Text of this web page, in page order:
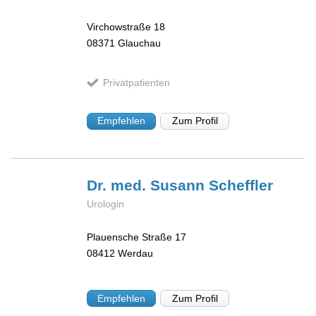
Virchowstraße 18
08371 Glauchau
Privatpatienten
Empfehlen Zum Profil
Dr. med. SusannScheffler
Urologin
Plauensche Straße 17
08412 Werdau
Empfehlen Zum Profil